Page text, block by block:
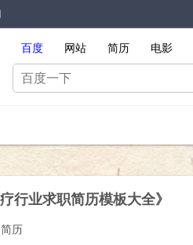
百度 网站 简历 电影
疗行业求职简历模板大全》
简历